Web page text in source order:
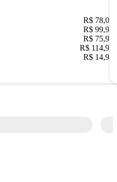
R$ 78,02
R$ 99,95
R$ 75,90
R$ 114,90
R$ 14,90